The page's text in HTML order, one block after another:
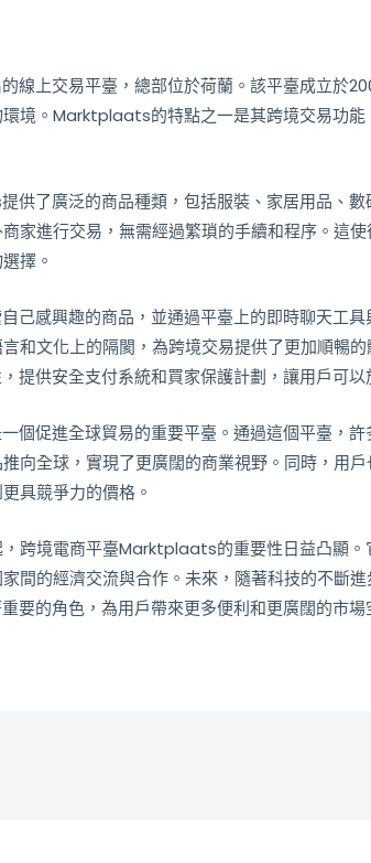
線上交易平臺，總部位於荷蘭。該平臺成立於
境。Marktplaats的特點之一是其跨境交易功能
供了廣泛的商品種類，包括服裝、家居用品、數
家進行交易，無需經過繁瑣的手續和程序。這
擇。
己感興趣的商品，並通過平臺上的即時聊天工具
和文化上的隔閡，為跨境交易提供了更加順暢的
供安全支付系統和買家保護計劃，讓用戶可以
個促進全球貿易的重要平臺。通過這個平臺，許
向全球，實現了更廣闊的商業視野。同時，用
具競爭力的價格。
跨境電商平臺Marktplaats的重要性日益凸顯。
間的經濟交流與合作。未來，隨著科技的不斷
的角色，為用戶帶來更多便利和更廣闊的市場